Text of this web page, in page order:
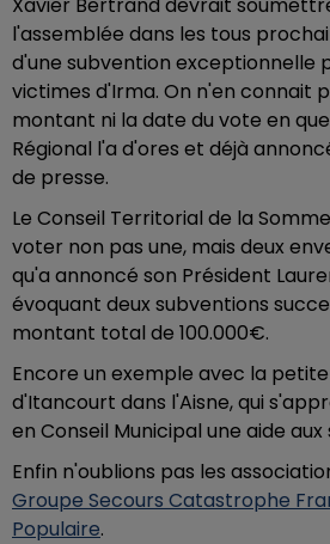
l'assemblée dans les tous
d'une subvention exceptionnelle
victimes d'Irma. On n'en connait
montant ni la date du vote en
Régional l'a d'ores et déjà
de presse.
Le Conseil Territorial de la
voter non pas une, mais deux
qu'a annoncé son Président
évoquant deux subventions
montant total de 100.000€.
Encore un exemple avec la
d'Itancourt dans l'Aisne, qui
en Conseil Municipal une aide aux
Enfin n'oublions pas les
Groupe Secours Catastrophe
Populaire.